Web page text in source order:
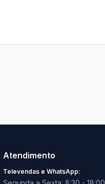
Atendimento
Televendas e WhatsApp: